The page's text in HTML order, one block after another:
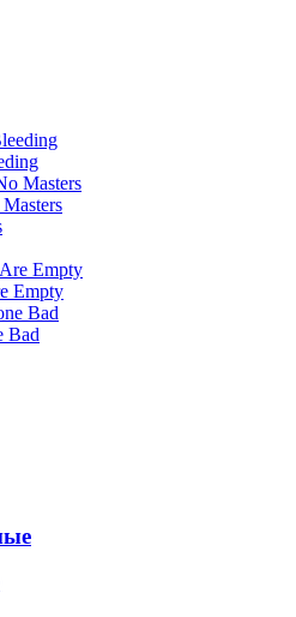
Empty
Bad